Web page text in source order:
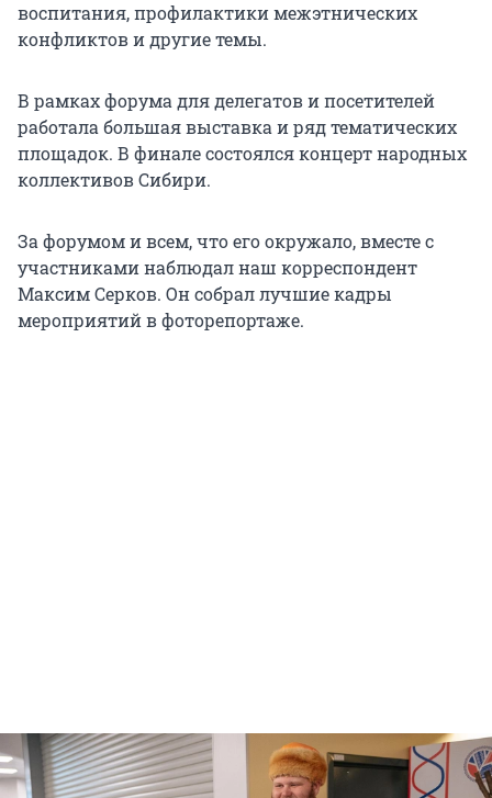
воспитания, профилактики межэтнических
конфликтов и другие темы.
В рамках форума для делегатов и посетителей
работала большая выставка и ряд тематических
площадок. В финале состоялся концерт народных
коллективов Сибири.
За форумом и всем, что его окружало, вместе с
участниками наблюдал наш корреспондент
Максим Серков. Он собрал лучшие кадры
мероприятий в фоторепортаже.